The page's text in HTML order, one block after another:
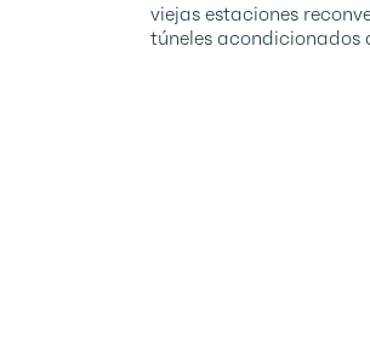
viejas estaciones
túneles